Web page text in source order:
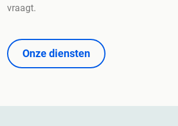
vraagt.
Onze diensten